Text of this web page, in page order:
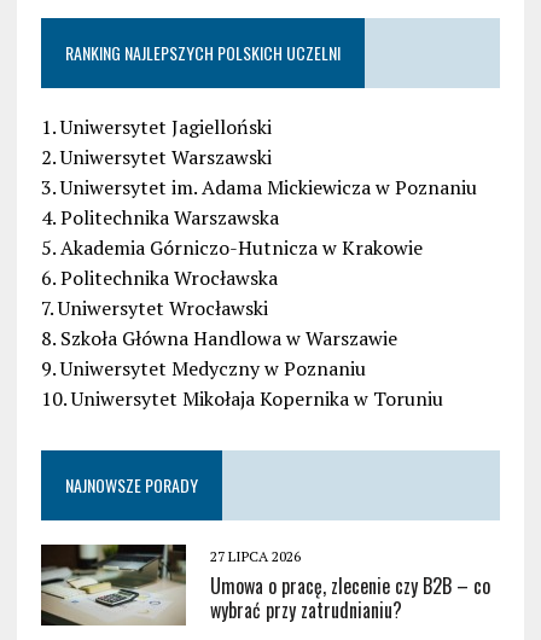
RANKING NAJLEPSZYCH POLSKICH UCZELNI
1. Uniwersytet Jagielloński
2. Uniwersytet Warszawski
3. Uniwersytet im. Adama Mickiewicza w Poznaniu
4. Politechnika Warszawska
5. Akademia Górniczo-Hutnicza w Krakowie
6. Politechnika Wrocławska
7. Uniwersytet Wrocławski
8. Szkoła Główna Handlowa w Warszawie
9. Uniwersytet Medyczny w Poznaniu
10. Uniwersytet Mikołaja Kopernika w Toruniu
NAJNOWSZE PORADY
27 LIPCA 2026
Umowa o pracę, zlecenie czy B2B – co
wybrać przy zatrudnianiu?